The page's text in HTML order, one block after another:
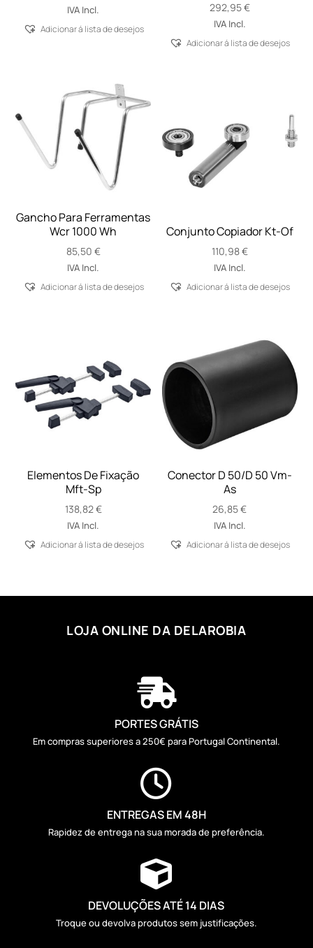
IVA Incl.
Adicionar á lista de desejos
292,95€
IVA Incl.
Adicionar á lista de desejos
Gancho Para Ferramentas
Wcr 1000 Wh
85,50 €
IVA Incl.
Adicionar á lista de desejos
Conjunto Copiador Kt-Of
110,98€
IVA Incl.
Adicionar á lista de desejos
Elementos De Fixação
Mft-Sp
138,82€
IVA Incl.
Adicionar á lista de desejos
Conector D 50/D 50 Vm-
As
26,85€
IVA Incl.
Adicionar á lista de desejos
LOJA ONLINE DA DELAROBIA

PORTES GRÁTIS
Em compras superiores a 250€ para Portugal Continental.

ENTREGAS EM 48H
Rapidez de entrega na sua morada de preferência.

DEVOLUÇÕES ATÉ 14 DIAS
Troque ou devolva produtos sem justificações.